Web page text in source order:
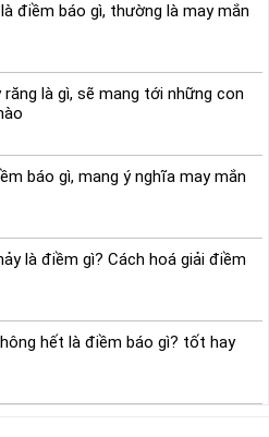
điềm báo gì, thường là may mắn
là gì, sẽ mang tới những con
báo gì, mang ý nghĩa may mắn
là điềm gì? Cách hoá giải điềm
hết là điềm báo gì? tốt hay